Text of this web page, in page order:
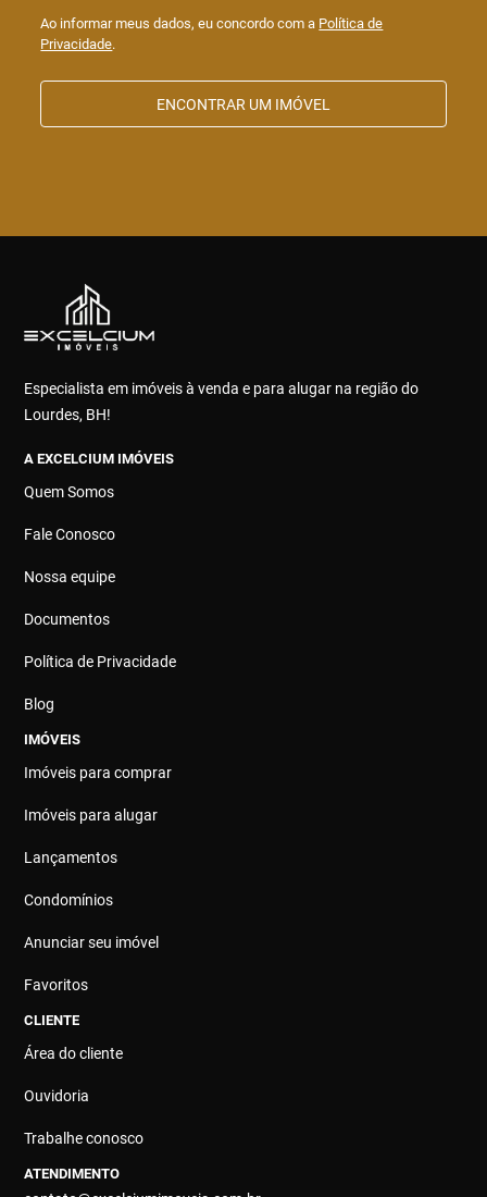
Ao informar meus dados, eu concordo com a Política de
Privacidade.
ENCONTRAR UM IMÓVEL
Especialista em imóveis à venda e para alugar na região do
Lourdes, BH!
A EXCELCIUM IMÓVEIS
Quem Somos
Fale Conosco
Nossa equipe
Documentos
Política de Privacidade
Blog
IMÓVEIS
Imóveis para comprar
Imóveis para alugar
Lançamentos
Condomínios
Anunciar seu imóvel
Favoritos
CLIENTE
Área do cliente
Ouvidoria
Trabalhe conosco
ATENDIMENTO